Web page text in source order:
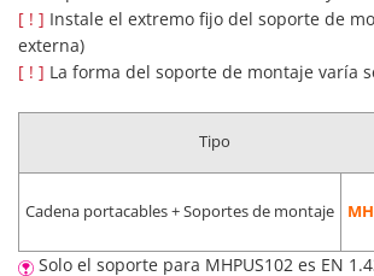
[ ! ] Instale el extremo fijo del soporte de
externa)
[ ! ] La forma del soporte de montaje varía
Tipo
Cadena portacables + Soportes de montaje
Solo el soporte para MHPUS102 es EN